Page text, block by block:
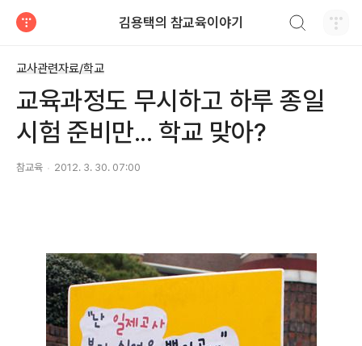
김용택의 참교육이야기
교사관련자료/학교
교육과정도 무시하고 하루 종일
시험 준비만... 학교 맞아?
참교육 2012. 3. 30. 07:00